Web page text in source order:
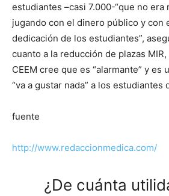
estudiantes –casi 7.000-“que no era
jugando con el dinero público y con
dedicación de los estudiantes”,
cuanto a la reducción de plazas
CEEM cree que es “alarmante” y es
“va a gustar nada” a los estudiantes
fuente
http://www.redaccionmedica.com/
¿De cuánta